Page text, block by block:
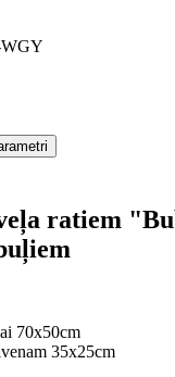
ratiem
70x50cm
35x25cm